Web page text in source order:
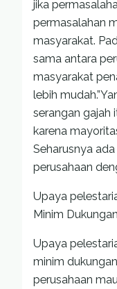
jika
permasalahan
masyarakat.
sama antara
masyarakat
lebih
serangan gajah
karena
Seharusnya
perusahaan
Upaya
Minim
Upaya
minim
perusahaan